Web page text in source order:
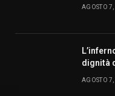
AGOSTO
dignità
AGOSTO